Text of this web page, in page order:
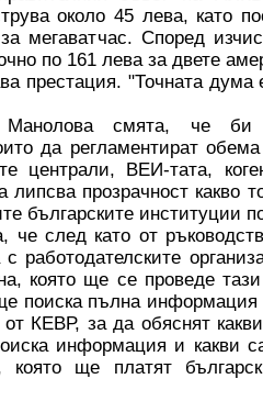
около 45 лева, като
мегаватчас. Според
по 161 лева за двете
престация. "Точната
Манолова смята, че
да регламентират
централи, ВЕИ-тата,
прозрачност какво
българските институции
след като от
работодателските
която ще се проведе
поиска пълна информация
КЕВР, за да обяснят
информация и какви
която ще платят